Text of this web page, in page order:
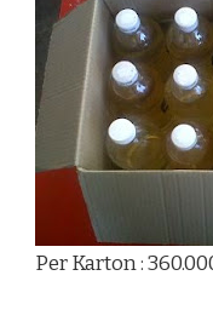
Per Karton :